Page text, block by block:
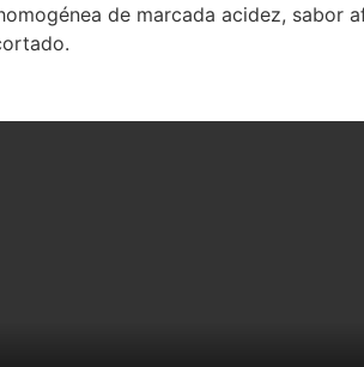
de marcada acidez, sabor